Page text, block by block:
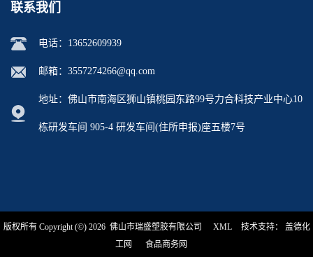
联系我们
电话： 13652609939
邮箱： 3557274266@qq.com
地址：佛山市南海区狮山镇桃园东路99号力合科技产业中心10
栋研发车间 905-4 研发车间(住所申报)座五楼7号
版权所有 Copyright (©) 2026 佛山市瑞盛塑胶有限公司 XML 技术支持： 盖德化
工网
食品商务网